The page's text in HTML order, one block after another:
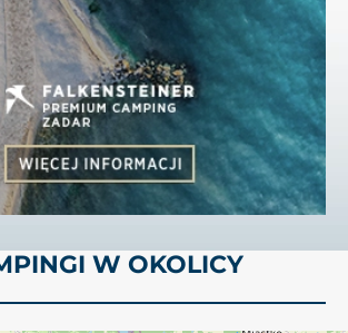
W OKOLICY